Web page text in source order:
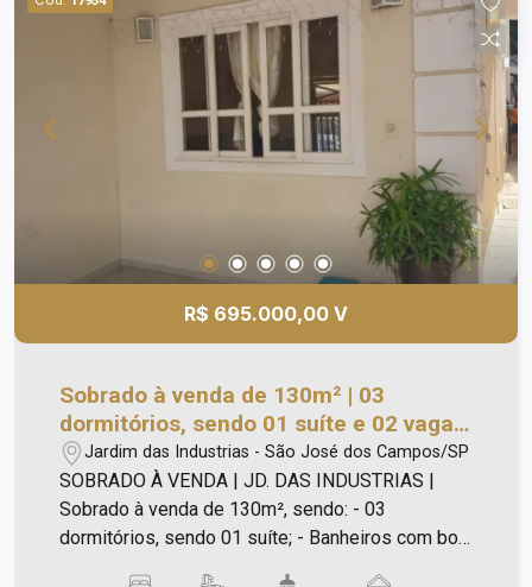
R$ 695.000,00 V
Sobrado à venda de 130m² | 03
dormitórios, sendo 01 suíte e 02 vagas
de garagem | Jardim das Industrias |
São José dos Campos |
Jardim das Industrias - São José dos Campos/SP
SOBRADO À VENDA | JD. DAS INDUSTRIAS |
Sobrado à venda de 130m², sendo: - 03
dormitórios, sendo 01 suíte; - Banheiros com box